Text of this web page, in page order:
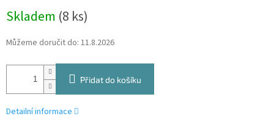
cena:
Skladem (8 ks)
Můžeme doručit do: 11.8.2026
Přidat do košíku
Detailní informace